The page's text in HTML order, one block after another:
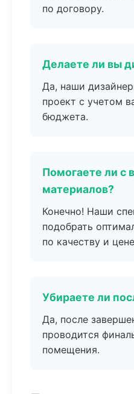
по договору.
Делаете ли вы
Да, наши
проект с учетом
бюджета.
Помогаете ли с
материалов?
Конечно! Наши
подобрать
по качеству и
Убираете ли
Да, после
проводится
помещения.